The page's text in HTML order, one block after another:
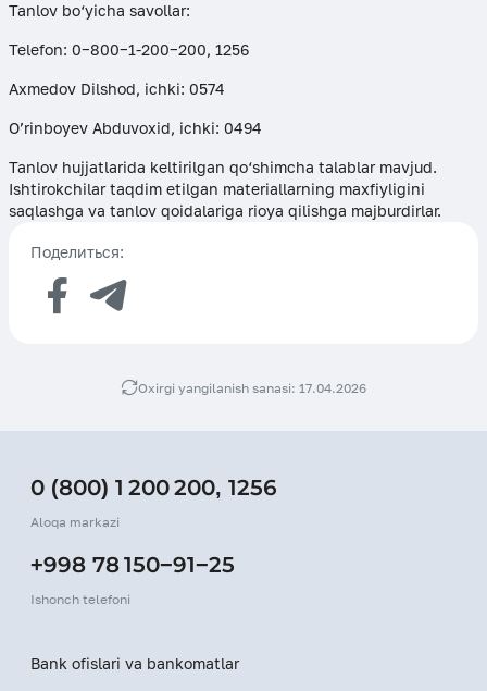
Tanlov bo‘yicha savollar:
Telefon: 0−800−1-200−200, 1256
Axmedov Dilshod, ichki: 0574
O’rinboyev Abduvoxid, ichki: 0494
Tanlov hujjatlarida keltirilgan qo‘shimcha talablar mavjud.
Ishtirokchilar taqdim etilgan materiallarning maxfiyligini
saqlashga va tanlov qoidalariga rioya qilishga majburdirlar.
Поделиться:
Oxirgi yangilanish sanasi: 17.04.2026
0 (800) 1 200 200, 1256
Aloqa markazi
+998 78 150−91−25
Ishonch telefoni
Bank ofislari va bankomatlar